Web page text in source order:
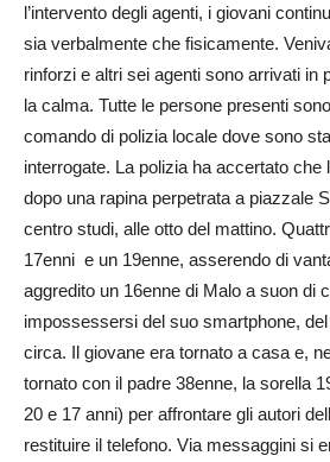
l’intervento degli agenti, i giovani
sia verbalmente che fisicamente.
rinforzi e altri sei agenti sono arrivati in
la calma. Tutte le persone presenti
comando di polizia locale dove sono
interrogate. La polizia ha accertato
dopo una rapina perpetrata a piazzale
centro studi, alle otto del mattino.
17enni e un 19enne, asserendo di
aggredito un 16enne di Malo a suon di
impossessersi del suo smartphone,
circa. Il giovane era tornato a casa e,
tornato con il padre 38enne, la sorella
20 e 17 anni) per affrontare gli autori
restituire il telefono. Via messaggini si